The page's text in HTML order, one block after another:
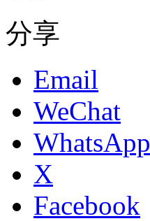
分享
Email
WeChat
WhatsApp
X
Facebook